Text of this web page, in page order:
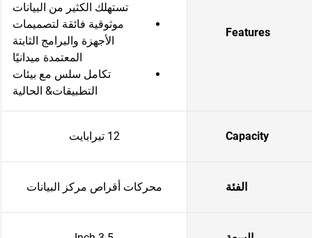
Features
تستهلك الكثير من البيانات
موثوقية فائقة لتصميمات
الأجهزة والبرامج الثابتة
المعتمدة ميدانيًا
تكامل سلس مع بيئات
التطبيقات& الحالية
Capacity 12 تيرابايت
الفئة محركات أقراص مركز البيانات